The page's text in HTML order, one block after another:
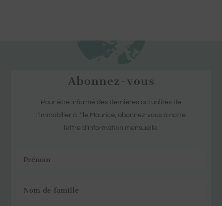
Abonnez-vous
Pour être informé des dernières actualités de
l’immobilier à l’île Maurice, abonnez-vous à notre
lettre d’information mensuelle.